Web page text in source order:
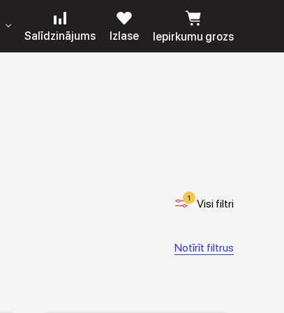
Salīdzinājums Izlase Iepirkumu grozs
1 Visi filtri
Notīrīt filtrus